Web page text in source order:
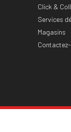
Click &
Services
Magasins